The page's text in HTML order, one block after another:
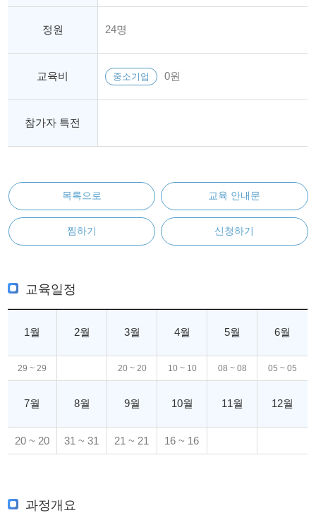
정원 24명
교육비 중소기업 0원
참가자 특전
목록으로 교육 안내문
찜하기 신청하기
교육일정
1월 2월 3월 4월 5월 6월
29 ~ 29 20 ~ 20 10 ~ 10 08 ~ 08 05 ~ 05
7월 8월 9월 10월 11월 12월
20 ~ 20 31 ~ 31 21 ~ 21 16 ~ 16
과정개요